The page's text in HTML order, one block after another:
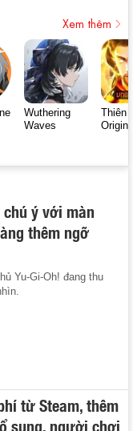
Xem thêm
Wuthering
Waves
Thiên
Origin
ý với màn
thêm ngỡ
Yu-Gi-Oh! đang thu
từ Steam, thêm
sung, người chơi